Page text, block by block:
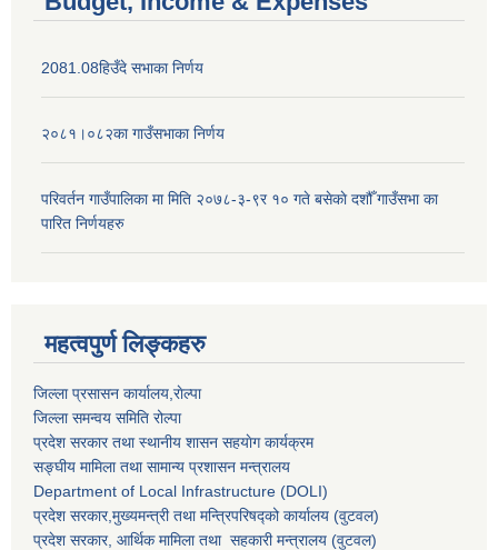
2081.08हिउँदे सभाका निर्णय
२०८१।०८२का गाउँसभाका निर्णय
परिवर्तन गाउँपालिका मा मिति २०७८-३-९र १० गते बसेकाे दशौँ गाउँसभा का
पारित निर्णयहरु
महत्वपुर्ण लिङ्कहरु
जिल्ला प्रसासन कार्यालय,राेल्पा
जिल्ला समन्वय समिति रोल्पा
प्रदेश सरकार तथा स्थानीय शासन सहयाेग कार्यक्रम
सङ्‍घीय मामिला तथा सामान्य प्रशासन मन्त्रालय
Department of Local Infrastructure (DOLI)
प्रदेश सरकार,मुख्यमन्त्री तथा मन्त्रिपरिषद्को कार्यालय (वुटवल)
प्रदेश सरकार, आर्थिक मामिला तथा सहकारी मन्त्रालय (वुटवल)